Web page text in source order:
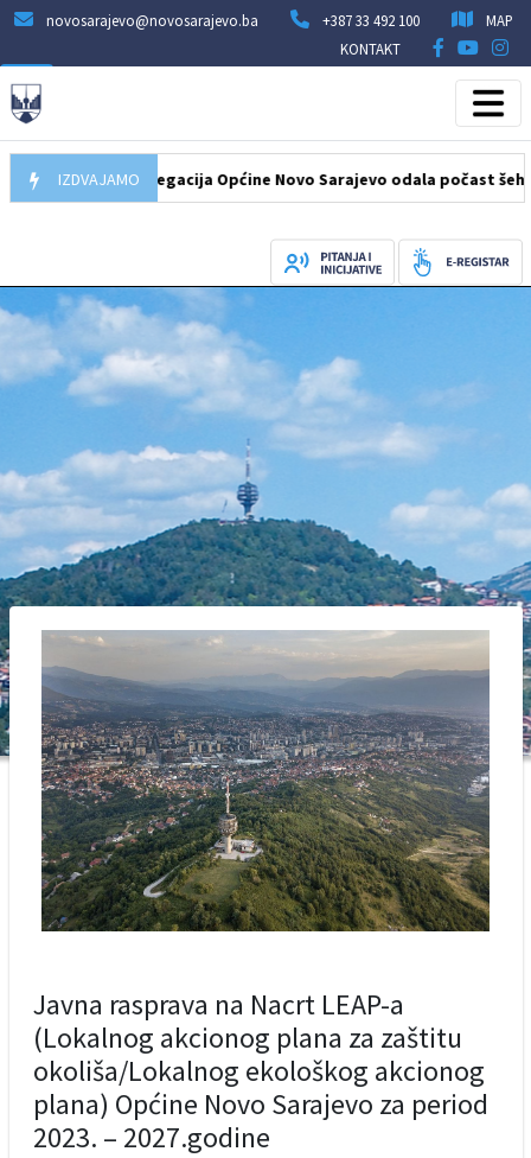
novosarajevo@novosarajevo.ba +387 33 492 100
MAP
KONTAKT
IZDVAJAMO
Delegacija Općine Novo Sarajevo odala počast šehidima i
Javna rasprava na Nacrt LEAP-a
(Lokalnog akcionog plana za zaštitu
okoliša/Lokalnog ekološkog akcionog
plana) Općine Novo Sarajevo za period
2023. – 2027.godine